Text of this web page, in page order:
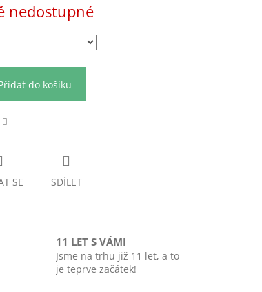
nedostupné
do košíku
SE SDÍLET
11 LET S VÁMI
Jsme na trhu již 11 let, a to
je teprve začátek!